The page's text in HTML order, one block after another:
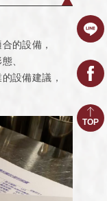
的設備，
、
設備建議，
TOP